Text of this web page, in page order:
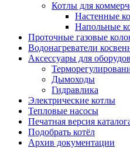
Котлы для
Настенные
Напольные
Проточные газовые
Водонагреватели
Аксессуары для
Дымоходы
Гидравлика
Электрические котлы
Тепловые насосы
Печатная версия
Подобрать котёл
Архив документации